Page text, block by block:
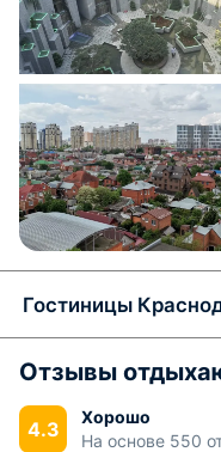
Гостиницы
Отзывы
4.3
Хорошо
На основе 550